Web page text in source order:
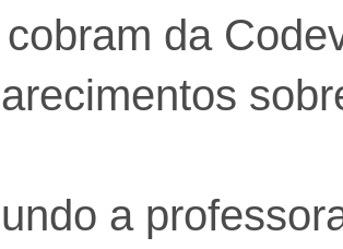
da
a